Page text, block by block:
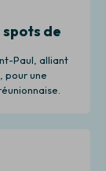
de
Paul, alliant
pour une